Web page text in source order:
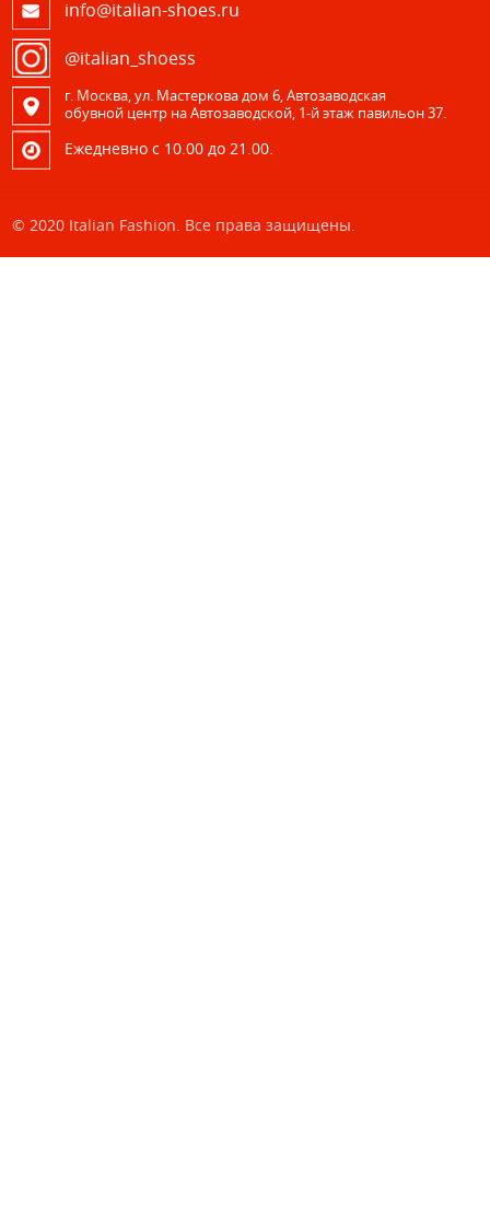
info@italian-shoes.ru
@italian_shoess
г. Москва, ул. Мастеркова дом 6, Автозаводская
обувной центр на Автозаводской, 1-й этаж павильон 37.
Eжедневно с 10.00 до 21.00.
© 2020 Italian Fashion. Все права защищены.